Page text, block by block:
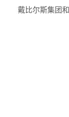
戴比尔斯集团